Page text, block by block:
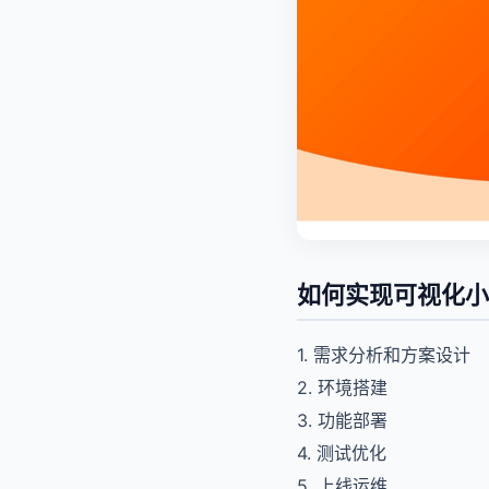
如何实现可视化
1. 需求分析和方案设计
2. 环境搭建
3. 功能部署
4. 测试优化